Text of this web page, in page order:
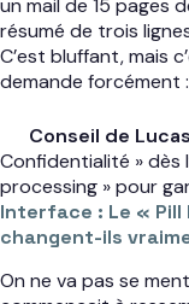
un mail de 15 pages
résumé de trois
C’est bluffant, mais
demande forcément
Conseil de
Confidentialité » dès
processing » pour
Interface : Le « Pill
changent-ils
On ne va pas se